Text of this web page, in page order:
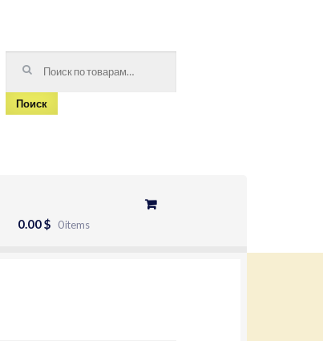
Поиск
0.00 $ 0 items